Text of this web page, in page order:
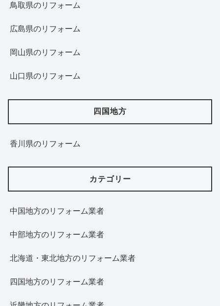
鳥取県のリフォーム
広島県のリフォーム
岡山県のリフォーム
山口県のリフォーム
四国地方
香川県のリフォーム
カテゴリー
中国地方のリフォーム業者
中部地方のリフォーム業者
北海道・東北地方のリフォーム業者
四国地方のリフォーム業者